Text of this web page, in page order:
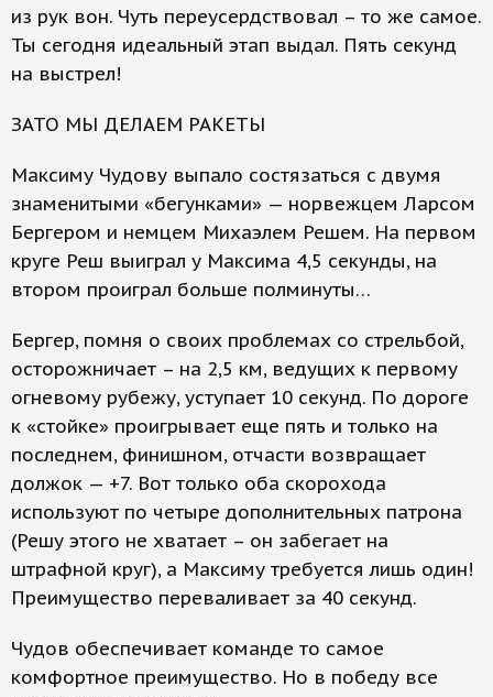
из рук вон. Чуть переусердствовал – то же самое.
Ты сегодня идеальный этап выдал. Пять секунд
на выстрел!
ЗАТО МЫ ДЕЛАЕМ РАКЕТЫ
Максиму Чудову выпало состязаться с двумя
знаменитыми «бегунками» — норвежцем Ларсом
Бергером и немцем Михаэлем Решем. На первом
круге Реш выиграл у Максима 4,5 секунды, на
втором проиграл больше полминуты…
Бергер, помня о своих проблемах со стрельбой,
осторожничает – на 2,5 км, ведущих к первому
огневому рубежу, уступает 10 секунд. По дороге
к «стойке» проигрывает еще пять и только на
последнем, финишном, отчасти возвращает
должок — +7. Вот только оба скорохода
используют по четыре дополнительных патрона
(Решу этого не хватает – он забегает на
штрафной круг), а Максиму требуется лишь один!
Преимущество переваливает за 40 секунд.
Чудов обеспечивает команде то самое
комфортное преимущество. Но в победу все